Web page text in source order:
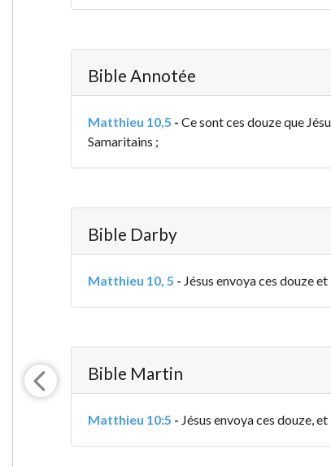
Bible Annotée
Matthieu 10,5 - Ce sont ces douze que
Samaritains ;
Bible Darby
Matthieu 10, 5 - Jésus envoya ces douze
Bible Martin
Matthieu 10:5 - Jésus envoya ces douze,